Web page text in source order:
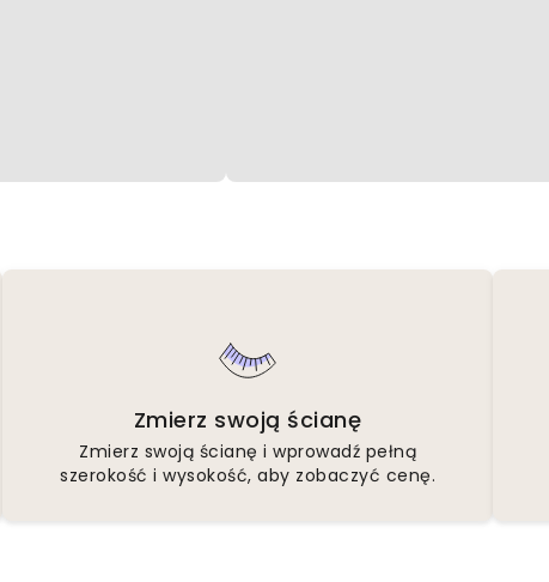
Zmierz swoją ścianę
Zmierz swoją ścianę i wprowadź pełną
szerokość i wysokość, aby zobaczyć cenę.